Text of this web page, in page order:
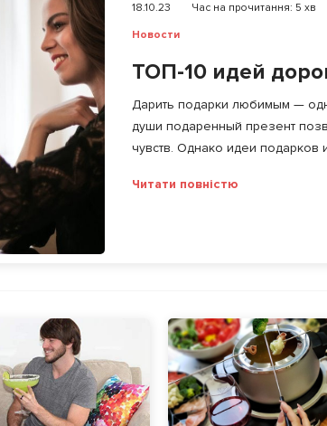
18.10.23 Час на прочитання: 5 хв
Новости
ТОП-10 идей
Дарить подарки любимым —
души подаренный презент
чувств. Однако идеи подарков
Читати повністю